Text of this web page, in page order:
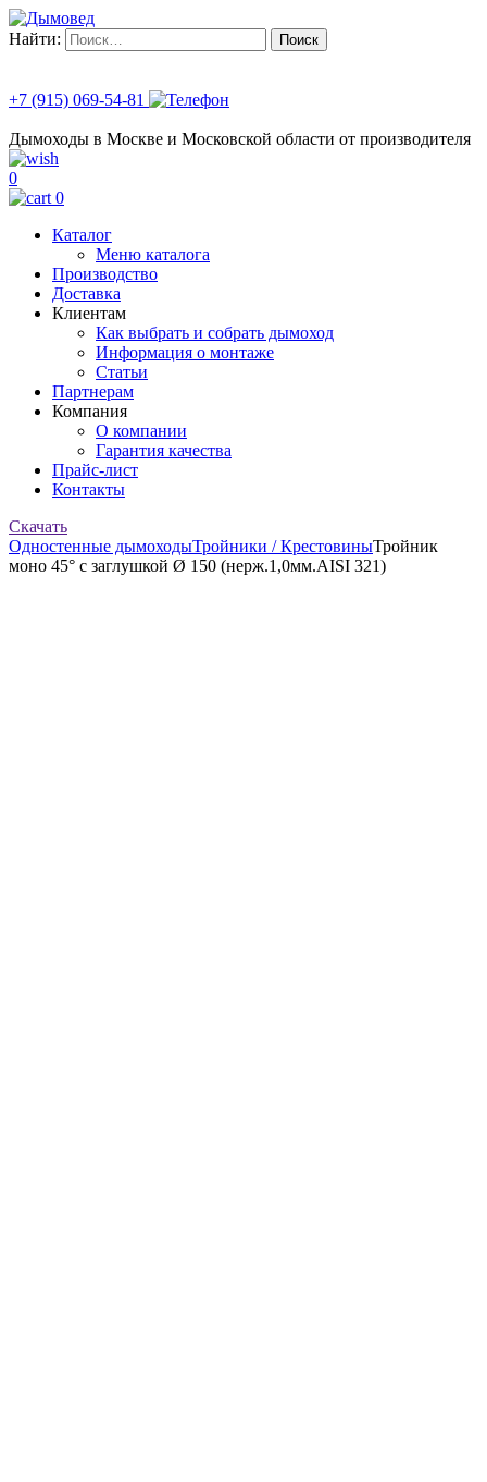
Найти:
+7 (915) 069-54-81
Дымоходы в Москве и Московской области от производителя
0
0
Каталог
Меню каталога
Производство
Доставка
Клиентам
Как выбрать и собрать дымоход
Информация о монтаже
Статьи
Партнерам
Компания
О компании
Гарантия качества
Прайс-лист
Контакты
Скачать
Одностенные дымоходыТройники / КрестовиныТройник
моно 45° с заглушкой Ø 150 (нерж.1,0мм.AISI 321)